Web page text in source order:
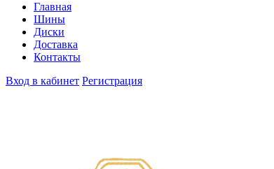
Главная
Шины
Диски
Доставка
Контакты
Вход в кабинет Регистрация